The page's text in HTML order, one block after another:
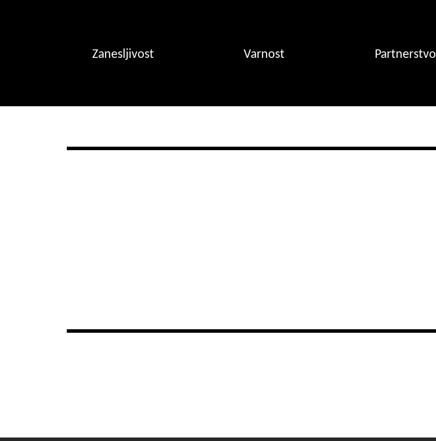
Zanesljivost Varnost Partnerstvo